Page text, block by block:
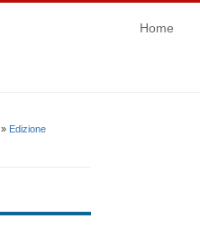
Home
» Edizione